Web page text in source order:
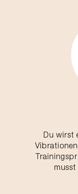
Du wirst